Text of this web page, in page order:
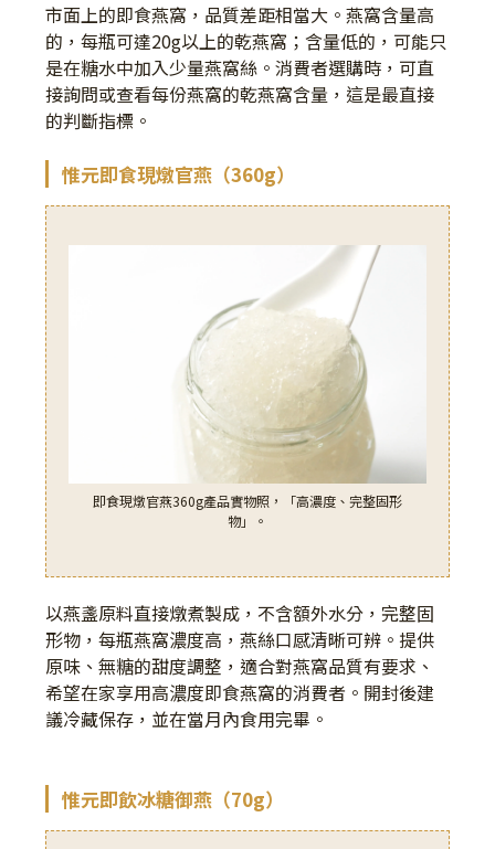
市面上的即食燕窩，品質差距相當大。燕窩含量高
的，每瓶可達20g以上的乾燕窩；含量低的，可能只
是在糖水中加入少量燕窩絲。消費者選購時，可直
接詢問或查看每份燕窩的乾燕窩含量，這是最直接
的判斷指標。
惟元即食現燉官燕（360g）
即食現燉官燕360g產品實物照，「高濃度、完整固形
物」。
以燕盞原料直接燉煮製成，不含額外水分，完整固
形物，每瓶燕窩濃度高，燕絲口感清晰可辨。提供
原味、無糖的甜度調整，適合對燕窩品質有要求、
希望在家享用高濃度即食燕窩的消費者。開封後建
議冷藏保存，並在當月內食用完畢。
惟元即飲冰糖御燕（70g）